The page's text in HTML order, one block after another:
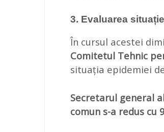
3. Evaluarea
În cursul acestei
Comitetul Tehnic
situația epidemiei
Secretarul general
comun s-a redus cu